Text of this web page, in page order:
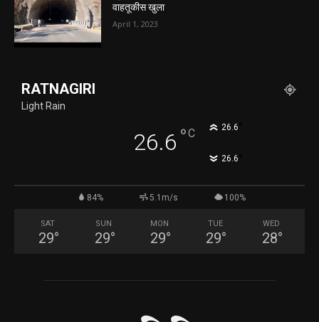
वाहतूकीस खुला
April 1, 2023
RATNAGIRI
Light Rain
26.6 °C 26.6
26.6
84% 5.1m/s 100%
SAT
29°
SUN
29°
MON
29°
TUE
29°
WED
28°